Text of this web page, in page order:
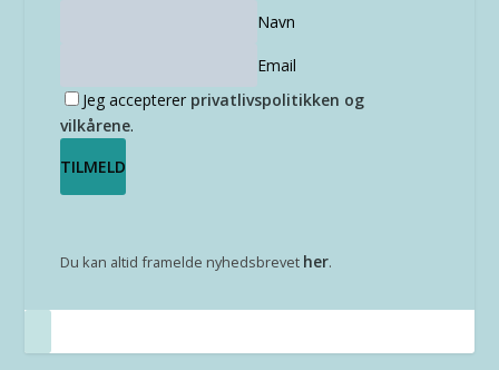
Navn
Email
Jeg accepterer privatlivspolitikken og
vilkårene.
Du kan altid framelde nyhedsbrevet her.